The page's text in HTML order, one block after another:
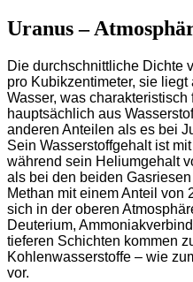
Uranus –
Die durchschnittliche Dichte
pro Kubikzentimeter, sie
Wasser, was
hauptsächlich aus
anderen Anteilen als es bei
Sein Wasserstoffgehalt ist
während sein Heliumgehalt
als bei den beiden
Methan mit einem Anteil von
sich in der oberen
Deuterium,
tieferen Schichten kommen
Kohlenwasserstoffe – wie
vor.